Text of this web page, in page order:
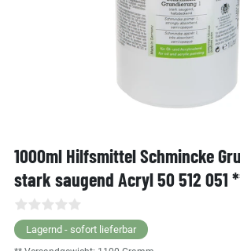
1000ml Hilfsmittel Schmincke
stark saugend Acryl 50 512 051
Lagernd - sofort lieferbar